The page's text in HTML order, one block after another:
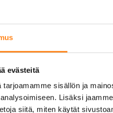
evästeitä
tarjoamamme sisällön ja
Lisäksi
siitä, miten käytät